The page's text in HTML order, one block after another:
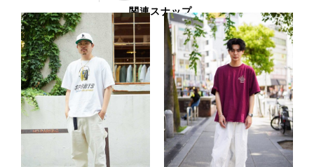
関連スナップ